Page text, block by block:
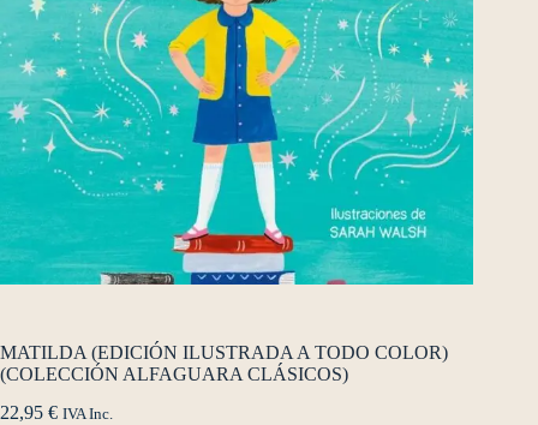
MATILDA (EDICIÓN ILUSTRADA A TODO COLOR)
(COLECCIÓN ALFAGUARA CLÁSICOS)
22,95 € IVA Inc.